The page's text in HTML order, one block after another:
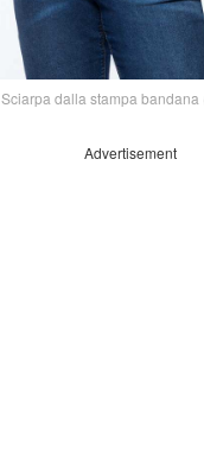
Sciarpa dalla stampa bandana
Advertisement